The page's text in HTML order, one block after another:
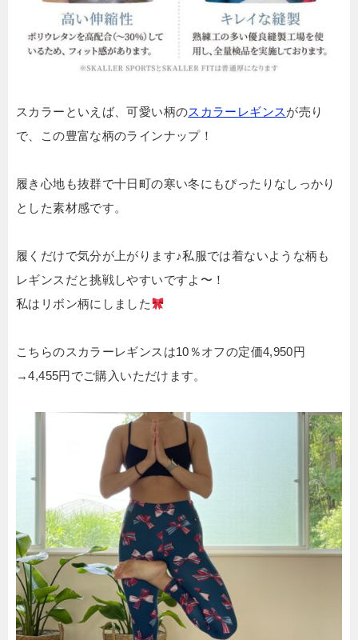
スカラーといえば、可愛い柄のスカラーレギンスが売り
で、この豊富な柄のラインナップ！
履き心地も抜群で十日町の寒い冬にもぴったりなしっかり
とした素材感です。
履くだけで気分が上がります♪私服では着ないような柄も
レギンスだと挑戦しやすいですよ〜！
私はリボン柄にしました
こちらのスカラーレギンスは10％オフの定価4,950円
→4,455円でご購入いただけます。